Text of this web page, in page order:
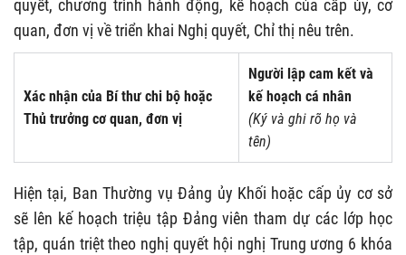
quyết, chương trình hành động, kế hoạch của cấp ủy, cơ
quan, đơn vị về triển khai Nghị quyết, Chỉ thị nêu trên.
Xác nhận của Bí thư chi bộ hoặc
Thủ trưởng cơ quan, đơn vị
Người lập cam kết và
kế hoạch cá nhân
(Ký và ghi rõ họ và
tên)
Hiện tại, Ban Thường vụ Đảng ủy Khối hoặc cấp ủy cơ sở
sẽ lên kế hoạch triệu tập Đảng viên tham dự các lớp học
tập, quán triệt theo nghị quyết hội nghị Trung ương 6 khóa